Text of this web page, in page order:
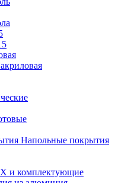
Напольные покрытия
и комплектующие